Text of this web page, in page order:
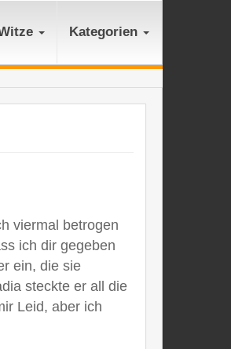
Kategorien
viermal betrogen
ich dir gegeben
ein, die sie
steckte er all die
Leid, aber ich